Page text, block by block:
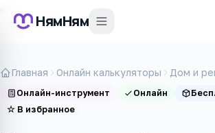
НямНям
Главная Онлайн калькуляторы Дом и
Онлайн-инструмент Онлайн
☆ В избранное